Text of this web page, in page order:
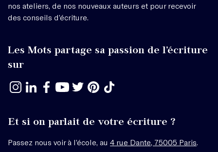
nos ateliers, de nos nouveaux auteurs et pour recevoir
des conseils d’écriture.
Les Mots partage sa passion de l’écriture
sur
Et si on parlait de votre écriture ?
Passez nous voir à l’école, au 4 rue Dante, 75005 Paris